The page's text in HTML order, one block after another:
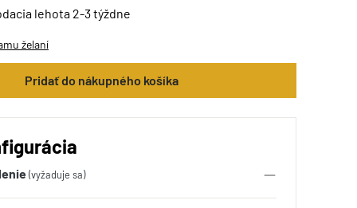
lehota 2-3 týždne
želaní
Pridať do nákupného košíka
(vyžaduje sa)